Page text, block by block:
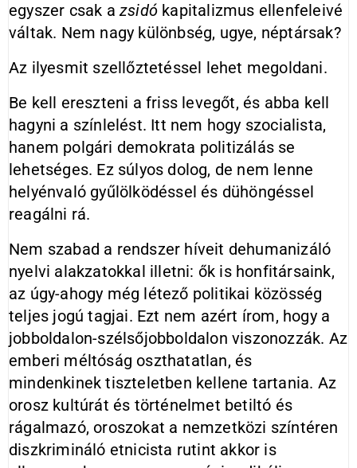
egyszer csak a zsidó kapitalizmus ellenfeleivé
váltak. Nem nagy különbség, ugye, néptársak?
Az ilyesmit szellőztetéssel lehet megoldani.
Be kell ereszteni a friss levegőt, és abba kell
hagyni a színlelést. Itt nem hogy szocialista,
hanem polgári demokrata politizálás se
lehetséges. Ez súlyos dolog, de nem lenne
helyénvaló gyűlölködéssel és dühöngéssel
reagálni rá.
Nem szabad a rendszer híveit dehumanizáló
nyelvi alakzatokkal illetni: ők is honfitársaink,
az úgy-ahogy még létező politikai közösség
teljes jogú tagjai. Ezt nem azért írom, hogy a
jobboldalon-szélsőjobboldalon viszonozzák. Az
emberi méltóság oszthatatlan, és
mindenkinek tiszteletben kellene tartania. Az
orosz kultúrát és történelmet betiltó és
rágalmazó, oroszokat a nemzetközi színtéren
diszkrimináló etnicista rutint akkor is